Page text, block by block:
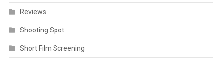
Reviews
Shooting Spot
Short Film Screening